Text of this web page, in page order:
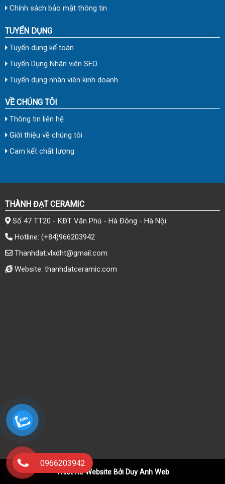
Chính sách bảo mật thông tin
TUYỂN DỤNG
Tuyển dụng kế toán
Tuyển Dụng Nhân viên SEO
Tuyển dụng nhân viên kinh doanh
VỀ CHÚNG TÔI
Thông tin liên hệ
Giới thiệu về chúng tôi
Cam kết chất lượng
THÀNH ĐẠT CERAMIC
Số 47 TT20 - KĐT Văn Phú - Hà Đông - Hà Nội.
Hotline: (+84)966203942
Thanhdat.vlxdht@gmail.com
Website: thanhdatceramic.com
0966203942
Thiết Kế Website Bởi Duy Anh Web